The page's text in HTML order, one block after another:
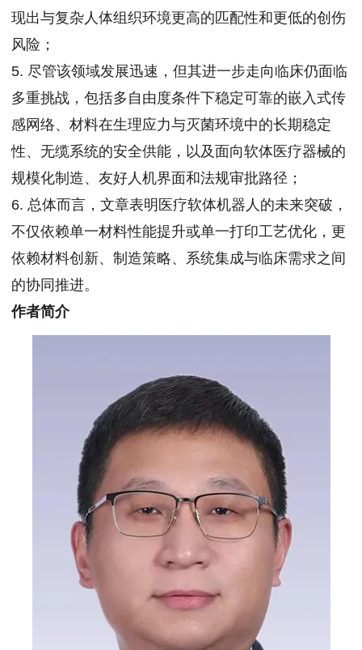
现出与复杂人体组织环境更高的匹配性和更低的创伤
风险；
5. 尽管该领域发展迅速，但其进一步走向临床仍面临
多重挑战，包括多自由度条件下稳定可靠的嵌入式传
感网络、材料在生理应力与灭菌环境中的长期稳定
性、无缆系统的安全供能，以及面向软体医疗器械的
规模化制造、友好人机界面和法规审批路径；
6. 总体而言，文章表明医疗软体机器人的未来突破，
不仅依赖单一材料性能提升或单一打印工艺优化，更
依赖材料创新、制造策略、系统集成与临床需求之间
的协同推进。
作者简介